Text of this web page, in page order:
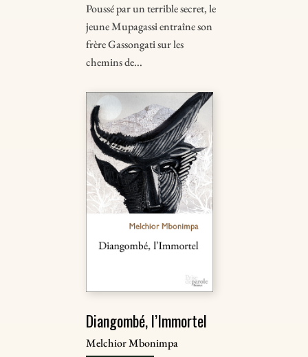
Poussé par un terrible secret, le
jeune Mupagassi entraîne son
frère Gassongati sur les
chemins de...
Diangombé, l’Immortel
Melchior Mbonimpa